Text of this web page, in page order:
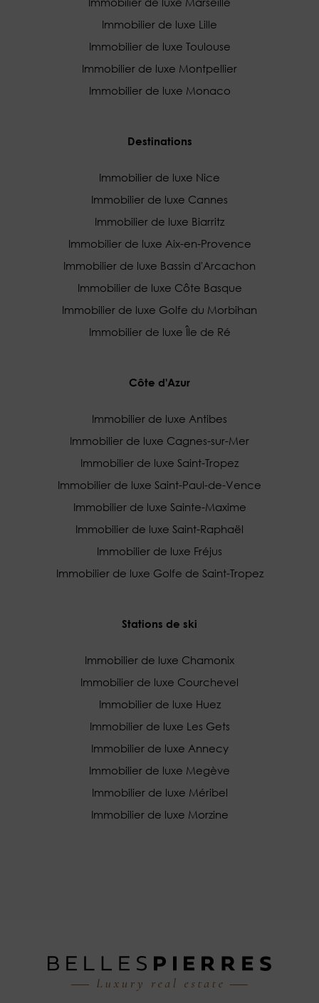
Immobilier de luxe Lille
Immobilier de luxe Toulouse
Immobilier de luxe Montpellier
Immobilier de luxe Monaco
Destinations
Immobilier de luxe Nice
Immobilier de luxe Cannes
Immobilier de luxe Biarritz
Immobilier de luxe Aix-en-Provence
Immobilier de luxe Bassin d'Arcachon
Immobilier de luxe Côte Basque
Immobilier de luxe Golfe du Morbihan
Immobilier de luxe Île de Ré
Côte d'Azur
Immobilier de luxe Antibes
Immobilier de luxe Cagnes-sur-Mer
Immobilier de luxe Saint-Tropez
Immobilier de luxe Saint-Paul-de-Vence
Immobilier de luxe Sainte-Maxime
Immobilier de luxe Saint-Raphaël
Immobilier de luxe Fréjus
Immobilier de luxe Golfe de Saint-Tropez
Stations de ski
Immobilier de luxe Chamonix
Immobilier de luxe Courchevel
Immobilier de luxe Huez
Immobilier de luxe Les Gets
Immobilier de luxe Annecy
Immobilier de luxe Megève
Immobilier de luxe Méribel
Immobilier de luxe Morzine